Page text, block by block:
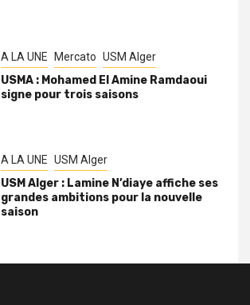
A LA UNE Mercato USM Alger
USMA : Mohamed El Amine Ramdaoui
signe pour trois saisons
A LA UNE USM Alger
USM Alger : Lamine N’diaye affiche ses
grandes ambitions pour la nouvelle
saison